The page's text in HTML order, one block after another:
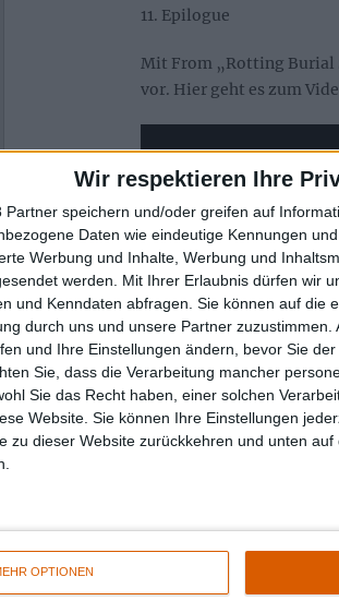
Wir respektieren Ihre
Partner speichern und/oder greifen auf
Daten wie eindeutige Kennungen
Werbung und Inhalte, Werbung und
werden.
Mit Ihrer Erlaubnis dürfen wir
und Kenndaten abfragen. Sie können auf die
durch uns und unsere Partner
und Ihre Einstellungen ändern, bevor Sie
Sie, dass die Verarbeitung mancher
Sie das Recht haben, einer solchen
Website. Sie können Ihre Einstellungen
zu dieser Website zurückkehren und unten
OPTIONEN
11. Epilogue
Mit From „Rotting Burial
vor. Hier geht es zum